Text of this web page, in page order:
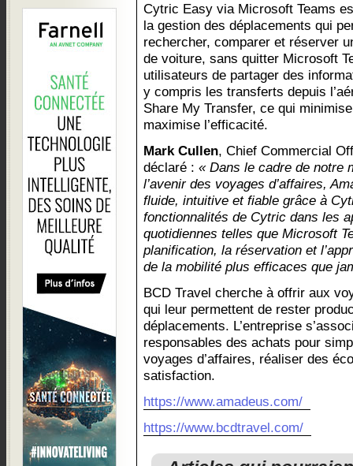
Cytric Easy via Microsoft Teams
la gestion des déplacements qui
rechercher, comparer et réserver
de voiture, sans quitter Microsoft
utilisateurs de partager des
y compris les transferts depuis
Share My Transfer, ce qui
maximise l’efficacité.
Mark Cullen, Chief Commercial
déclaré : « Dans le cadre de notre
l’avenir des voyages d’affaires,
fluide, intuitive et fiable grâce à
fonctionnalités de Cytric dans les
quotidiennes telles que Microsoft
planification, la réservation et
de la mobilité plus efficaces que
BCD Travel cherche à offrir aux
qui leur permettent de rester
déplacements. L’entreprise
responsables des achats pour
voyages d’affaires, réaliser des
satisfaction.
https://www.amadeus.com/
https://www.bcdtravel.com/